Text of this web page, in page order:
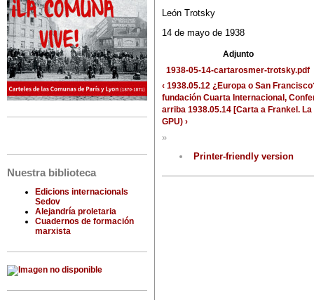
Nuestra biblioteca
Edicions internacionals
Sedov
Alejandría proletaria
Cuadernos de formación
marxista
León Trotsky
14 de mayo de 1938
Adjunto
1938-05-14-cartarosmer-trotsky.pdf
‹ 1938.05.12 ¿Europa o San
fundación Cuarta Internacional,
arriba 1938.05.14 [Carta a Frankel.
GPU) ›
»
Printer-friendly version